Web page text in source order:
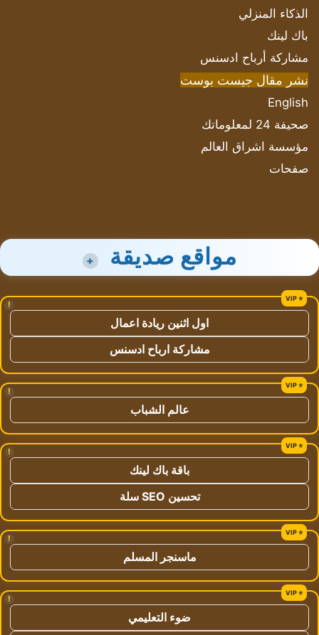
الذكاء المنزلي
باك لينك
مشاركة أرباح ادسنس
نشر مقال جيست بوست
English
صحيفة 24 لمعلوماتك
مؤسسة اشراق العالم
صفحات
مواقع صديقة +
!
اول اثنين ريادة اعمال
مشاركة ارباح ادسنس
!
عالم الشباب
!
باقة باك لينك
تحسين SEO سلة
!
ماسنجر المسلم
!
ضوء التعليمي